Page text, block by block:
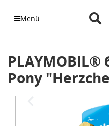
Menü
PLAYMOBIL®
Pony